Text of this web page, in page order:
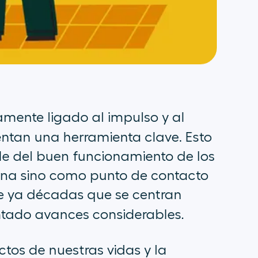
ligado al impulso y al
una herramienta clave. Esto
del buen funcionamiento de los
sino como punto de contacto
ya décadas que se centran
avances considerables.
de nuestras vidas y la